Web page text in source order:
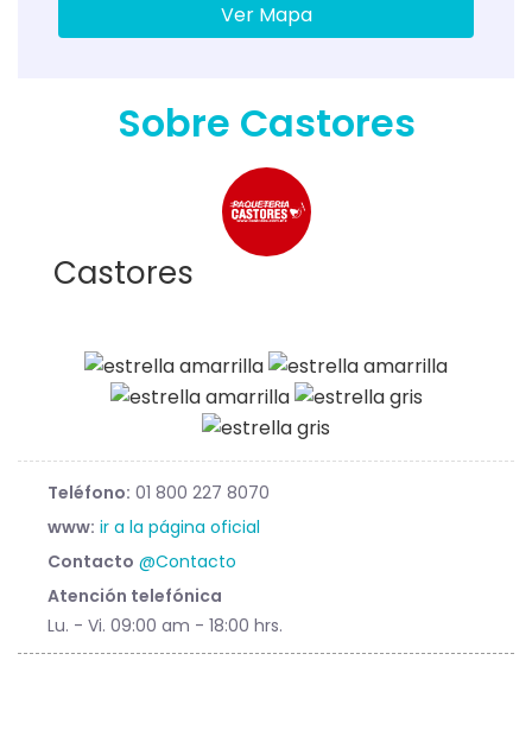
Ver Mapa
Sobre Castores
Castores
Teléfono: 01 800 227 8070
www: ir a la página oficial
Contacto @Contacto
Atención telefónica
Lu. - Vi. 09:00 am - 18:00 hrs.